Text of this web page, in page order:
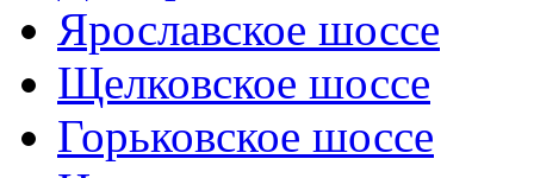
Ярославское шоссе
Щелковское шоссе
Горьковское шоссе